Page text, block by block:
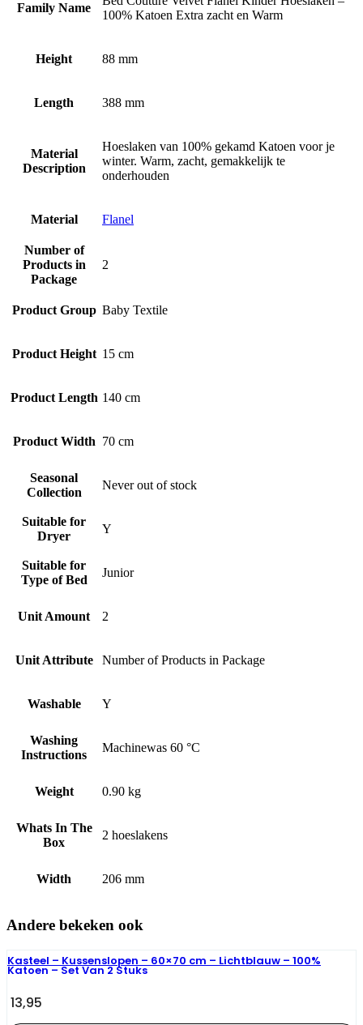
Family Name
100% Katoen Extra zacht en Warm
Height 88 mm
Length 388 mm
Material
Description
Hoeslaken van 100% gekamd Katoen voor je
winter. Warm, zacht, gemakkelijk te
onderhouden
Material Flanel
Number of
Products in
Package
2
Product Group Baby Textile
Product Height 15 cm
Product Length 140 cm
Product Width 70 cm
Seasonal
Collection
Never out of stock
Suitable for
Dryer
Y
Suitable for
Type of Bed
Junior
Unit Amount 2
Unit Attribute Number of Products in Package
Washable Y
Washing
Instructions
Machinewas 60 °C
Weight 0.90 kg
Whats In The
Box
2 hoeslakens
Width 206 mm
Andere bekeken ook
Kasteel – Kussenslopen – 60×70 cm – Lichtblauw – 100%
Katoen – Set Van 2 Stuks
13,95